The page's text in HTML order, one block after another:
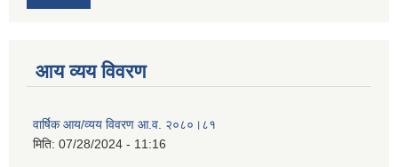
आय व्यय विवरण
वार्षिक आय/व्यय विवरण आ.व. २०८०।८१
मिति: 07/28/2024 - 11:16